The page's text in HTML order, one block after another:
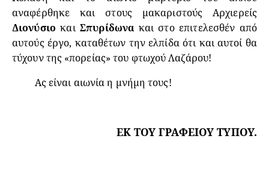
αναφέρθηκε και στους μακαριστούς Αρχιερείς
Διονύσιο καιΣπυρίδωνακαι στο επιτελεσθέν από
αυτούς έργο, καταθέτων την ελπίδα ότι και αυτοί θα
τύχουν της «πορείας» του φτωχού Λαζάρου!
Ας είναι αιωνία η μνήμη τους!
ΕΚ ΤΟΥ ΓΡΑΦΕΙΟΥ ΤΥΠΟΥ.